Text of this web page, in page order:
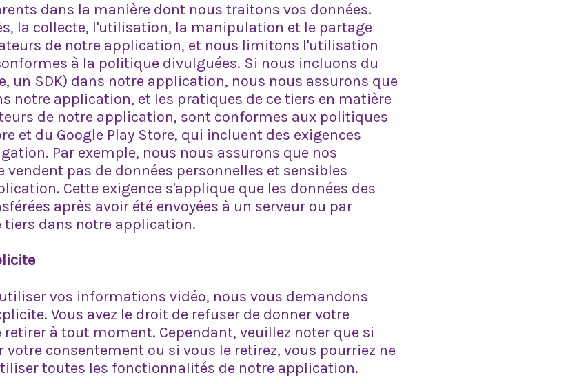
dans la manière dont nous traitons vos données.
la collecte, l'utilisation, la manipulation et le partage
de notre application, et nous limitons l'utilisation
à la politique divulguées. Si nous incluons du
un SDK) dans notre application, nous nous assurons que
notre application, et les pratiques de ce tiers en matière
de notre application, sont conformes aux politiques
et du Google Play Store, qui incluent des exigences
Par exemple, nous nous assurons que nos
vendent pas de données personnelles et sensibles
Cette exigence s'applique que les données des
après avoir été envoyées à un serveur ou par
tiers dans notre application.
vos informations vidéo, nous vous demandons
Vous avez le droit de refuser de donner votre
à tout moment. Cependant, veuillez noter que si
votre consentement ou si vous le retirez, vous pourriez ne
toutes les fonctionnalités de notre application.